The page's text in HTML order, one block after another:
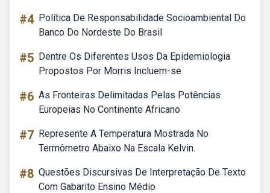
#4 Política De Responsabilidade Socioambiental Do
Banco Do Nordeste Do Brasil
#5 Dentre Os Diferentes Usos Da Epidemiologia
Propostos Por Morris Incluem-se
#6 As Fronteiras Delimitadas Pelas Potências
Europeias No Continente Africano
#7 Represente A Temperatura Mostrada No
Termômetro Abaixo Na Escala Kelvin.
#8 Questões Discursivas De Interpretação De Texto
Com Gabarito Ensino Médio